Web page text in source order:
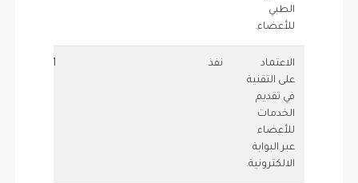
الطبي
للأعضاء.
الاعتماد
على التقنية
في تقديم
الخدمات
للأعضاء
عبر البوابة
الالكترونية.
نفذ